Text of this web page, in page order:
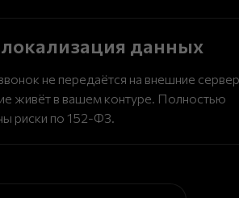
данных
не передаётся на внешние
живёт в вашем контуре. Полностью
риски по 152-ФЗ.